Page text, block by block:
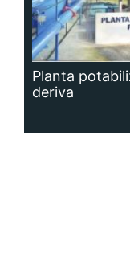
Planta
deriva